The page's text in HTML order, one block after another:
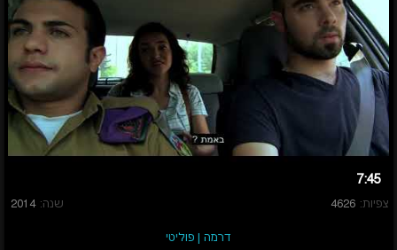
7:45
צפיות: 4626 שנה: 2014
דרמה | פוליטי